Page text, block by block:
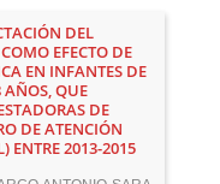
DEL
EFECTO DE
EN INFANTES DE
AÑOS, QUE
DE
DE ATENCIÓN
ENTRE 2013-2015